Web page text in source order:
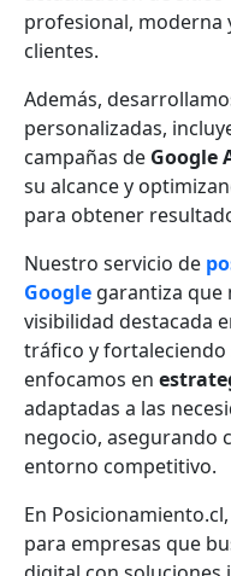
profesional, moderna
clientes.
Además,
personalizadas,
campañas de Google
su alcance y
para obtener
Nuestro servicio de
Google garantiza que
visibilidad destacada
tráfico y fortaleciendo
enfocamos en
adaptadas a las
negocio, asegurando
entorno competitivo.
En
para empresas que